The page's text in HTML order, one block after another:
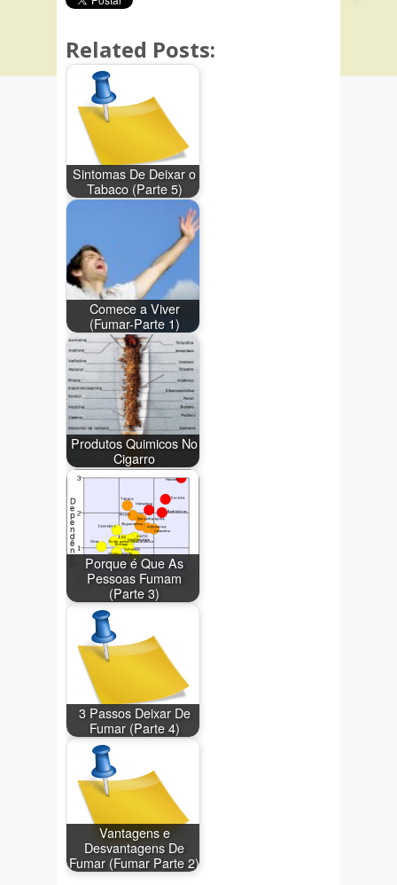
Related Posts:
Sintomas De Deixar o
Tabaco (Parte 5)
Comece a Viver
(Fumar-Parte 1)
Produtos Quimicos No
Cigarro
Porque é Que As
Pessoas Fumam
(Parte 3)
3 Passos Deixar De
Fumar (Parte 4)
Vantagens e
Desvantagens De
Fumar (Fumar Parte 2)